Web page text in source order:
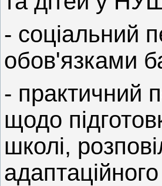
- соціальний
обов'язками
- практичний
щодо
школі,